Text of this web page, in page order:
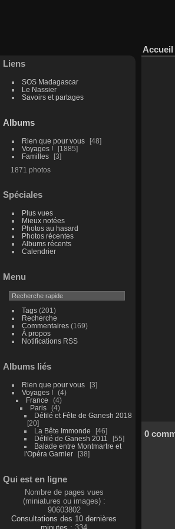
Liens
SOS Madagascar
Le Nassier
Savoirs et partages
Albums
Rien que pour vous
48
Voyages !
1885
Familles
3
1871 photos
Spéciales
Plus vues
Mieux notées
Photos au hasard
Photos récentes
Albums récents
Calendrier
Menu
Tags(201)
Recherche
Commentaires(169)
À propos
Notifications RSS
Albums liés
Rien que pour vous
3
Voyages !
4
France
4
Paris
4
Défilé et Fête de Ganesh 2018
20
La Bête Immonde
46
Défilé de Ganesh 2011
55
Balade entre Montmartre et
l'Opéra Garnier
38
Qui est en ligne
Nombre de pages vues
(miniatures ou images) :
90603802
Consultations des 10 dernières
Accueil
0